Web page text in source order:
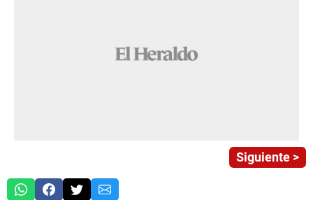
Siguiente >